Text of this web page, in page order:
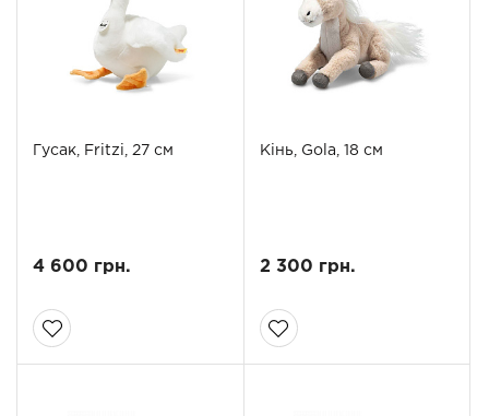
Гусак, Fritzi, 27 см
4 600 грн.
Кінь, Gola, 18 см
2 300 грн.